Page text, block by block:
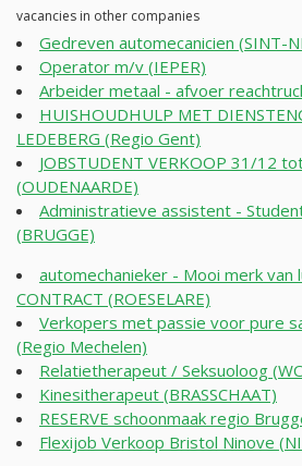
vacancies in other companies
Gedreven automecanicien (SINT-
Operator m/v (IEPER)
Arbeider metaal - afvoer
HUISHOUDHULP MET
LEDEBERG (Regio Gent)
JOBSTUDENT VERKOOP 31/12
(OUDENAARDE)
Administratieve assistent -
(BRUGGE)
automechanieker - Mooi merk van
CONTRACT (ROESELARE)
Verkopers met passie voor pure
(Regio Mechelen)
Relatietherapeut / Seksuoloog
Kinesitherapeut (BRASSCHAAT)
RESERVE schoonmaak regio
Flexijob Verkoop Bristol Ninove